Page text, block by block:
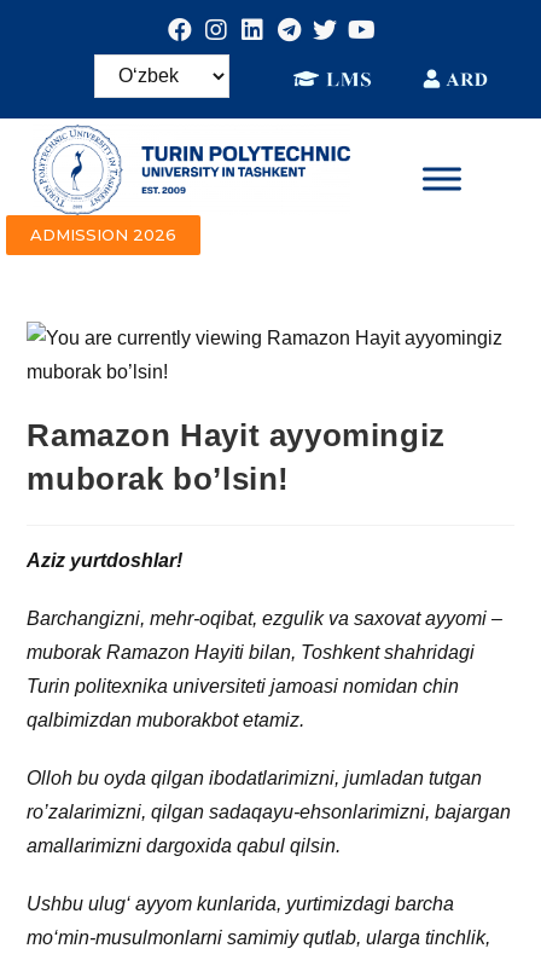
ADMISSION 2026
Ramazon Hayit ayyomingiz
muborak bo’lsin!
Aziz yurtdoshlar!
Barchangizni, mehr-oqibat, ezgulik va saxovat ayyomi –
muborak Ramazon Hayiti bilan, Toshkent shahridagi
Turin politexnika universiteti jamoasi nomidan chin
qalbimizdan muborakbot etamiz.
Olloh bu oyda qilgan ibodatlarimizni, jumladan tutgan
ro’zalarimizni, qilgan sadaqayu-ehsonlarimizni, bajargan
amallarimizni dargoxida qabul qilsin.
Ushbu ulug‘ ayyom kunlarida, yurtimizdagi barcha
mo‘min-musulmonlarni samimiy qutlab, ularga tinchlik,